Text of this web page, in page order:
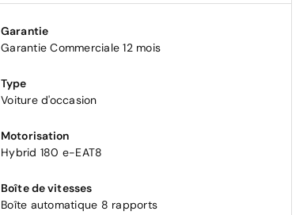
Garantie
Garantie Commerciale 12 mois
Type
Voiture d'occasion
Motorisation
Hybrid 180 e-EAT8
Boîte de vitesses
Boîte automatique 8 rapports